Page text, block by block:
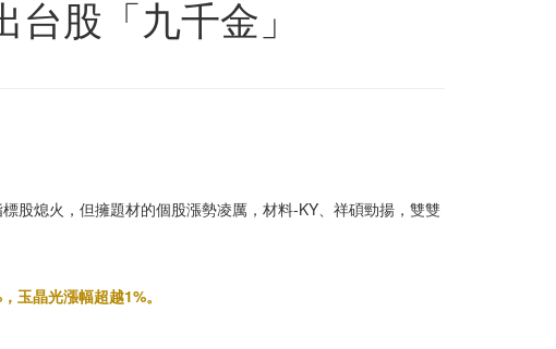
股「九千金」
股熄火，但擁題材的個股漲勢凌厲，材料-KY、祥碩勁揚，雙雙
玉晶光漲幅超越1%。